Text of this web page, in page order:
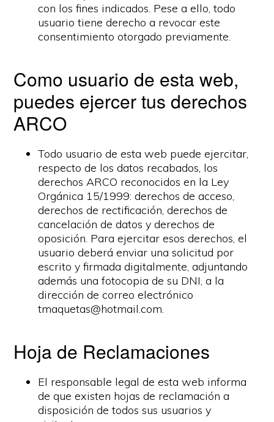
con los fines indicados. Pese a ello, todo
usuario tiene derecho a revocar este
consentimiento otorgado previamente.
Como usuario de esta web,
puedes ejercer tus derechos
ARCO
Todo usuario de esta web puede ejercitar,
respecto de los datos recabados, los
derechos ARCO reconocidos en la Ley
Orgánica 15/1999: derechos de acceso,
derechos de rectificación, derechos de
cancelación de datos y derechos de
oposición. Para ejercitar esos derechos, el
usuario deberá enviar una solicitud por
escrito y firmada digitalmente, adjuntando
además una fotocopia de su DNI, a la
dirección de correo electrónico
tmaquetas@hotmail.com.
Hoja de Reclamaciones
El responsable legal de esta web informa
de que existen hojas de reclamación a
disposición de todos sus usuarios y